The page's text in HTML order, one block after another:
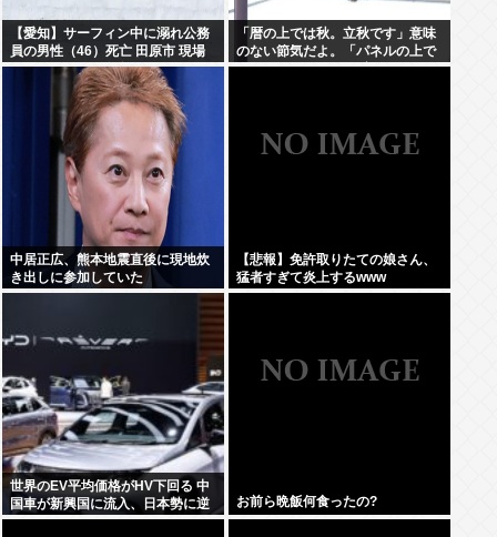
【愛知】サーフィン中に溺れ公務
員の男性（46）死亡 田原市 現場
はサーフィンで有名なスポット
「暦の上では秋。立秋です」意味
のない節気だよ。「パネルの上で
は19」みたいな風俗嬢かよ
中居正広、熊本地震直後に現地炊
き出しに参加していた
【悲報】免許取りたての娘さん、
猛者すぎて炎上するwww
世界のEV平均価格がHV下回る 中
国車が新興国に流入、日本勢に逆
風
お前ら晩飯何食ったの?